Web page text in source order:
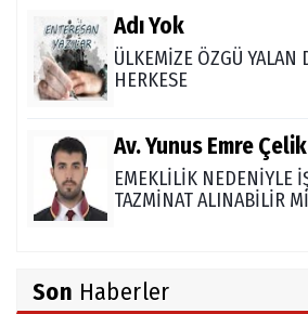
Adı Yok
ÜLKEMİZE ÖZGÜ YALAN
HERKESE
Av. Yunus Emre Çelik
EMEKLİLİK NEDENİYLE
TAZMİNAT ALINABİLİR
TÜRK DEVLETLERİ
Son Haberler